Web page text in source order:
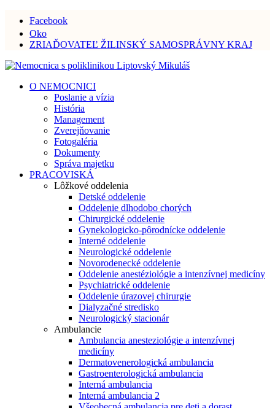
Facebook
Oko
ZRIAĎOVATEĽ ŽILINSKÝ SAMOSPRÁVNY KRAJ
O NEMOCNICI
Poslanie a vízia
História
Management
Zverejňovanie
Fotogaléria
Dokumenty
Správa majetku
PRACOVISKÁ
Lôžkové oddelenia
Detské oddelenie
Oddelenie dlhodobo chorých
Chirurgické oddelenie
Gynekologicko-pôrodnícke oddelenie
Interné oddelenie
Neurologické oddelenie
Novorodenecké oddelenie
Oddelenie anestéziológie a intenzívnej medicíny
Psychiatrické oddelenie
Oddelenie úrazovej chirurgie
Dialyzačné stredisko
Neurologický stacionár
Ambulancie
Ambulancia anesteziológie a intenzívnej
medicíny
Dermatovenerologická ambulancia
Gastroenterologická ambulancia
Interná ambulancia
Interná ambulancia 2